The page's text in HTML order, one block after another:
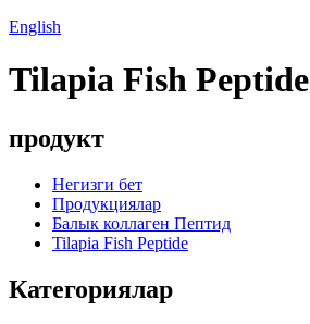
English
Tilapia Fish Peptide
продукт
Негизги бет
Продукциялар
Балык коллаген Пептид
Tilapia Fish Peptide
Категориялар